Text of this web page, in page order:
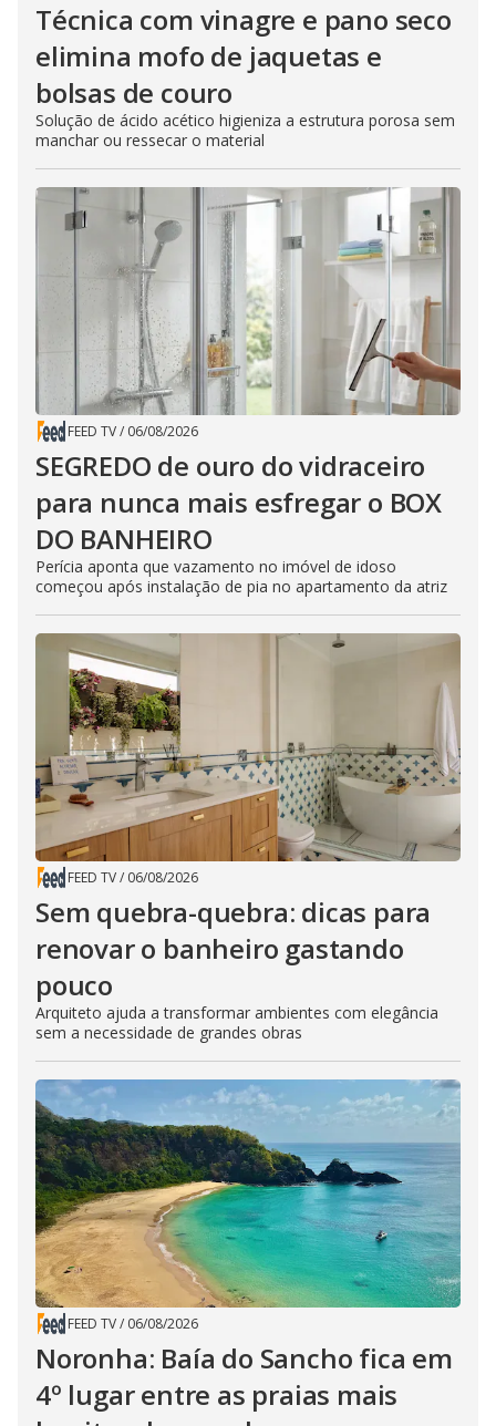
Técnica com vinagre e pano seco
elimina mofo de jaquetas e
bolsas de couro
Solução de ácido acético higieniza a estrutura porosa sem
manchar ou ressecar o material
FEED TV/ 06/08/2026
SEGREDO de ouro do vidraceiro
para nunca mais esfregar o BOX
DO BANHEIRO
Perícia aponta que vazamento no imóvel de idoso
começou após instalação de pia no apartamento da atriz
FEED TV/ 06/08/2026
Sem quebra-quebra: dicas para
renovar o banheiro gastando
pouco
Arquiteto ajuda a transformar ambientes com elegância
sem a necessidade de grandes obras
FEED TV/ 06/08/2026
Noronha: Baía do Sancho fica em
4º lugar entre as praias mais